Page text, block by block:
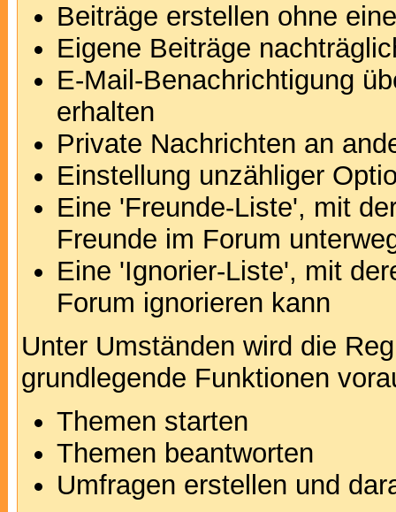
Beiträge erstellen ohne
Eigene Beiträge
E-Mail-Benachrichtigung
erhalten
Private Nachrichten an
Einstellung unzähliger
Eine 'Freunde-Liste', mit
Freunde im Forum
Eine 'Ignorier-Liste', mit
Forum ignorieren kann
Unter Umständen wird die
grundlegende Funktionen
Themen starten
Themen beantworten
Umfragen erstellen und